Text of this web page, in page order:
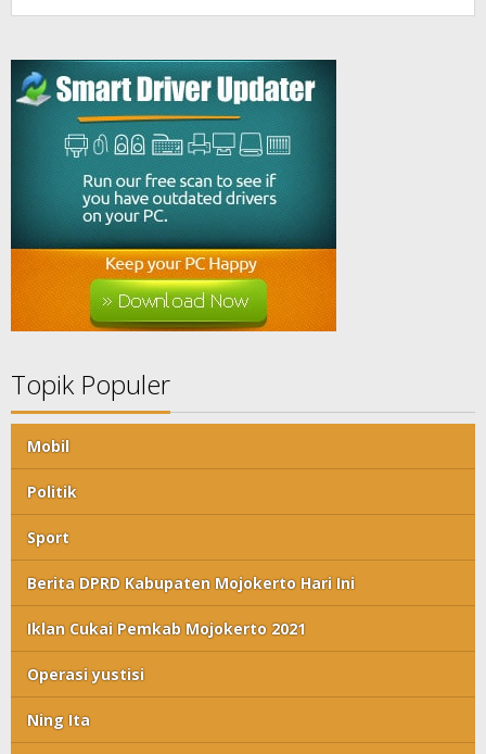
Topik Populer
Mobil
Politik
Sport
Berita DPRD Kabupaten Mojokerto Hari Ini
Iklan Cukai Pemkab Mojokerto 2021
Operasi yustisi
Ning Ita